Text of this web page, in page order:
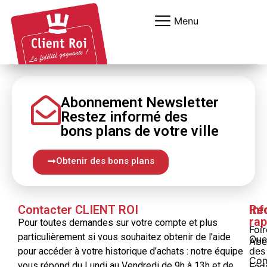
Menu
Abonnement Newsletter
Restez informé des
bons plans de votre ville
Obtenir des bons plans
Contacter CLIENT ROI
Pour toutes demandes sur votre compte et plus
particulièrement si vous souhaitez obtenir de l’aide
pour accéder à votre historique d’achats : notre équipe des
Panneau de gestion des cookies